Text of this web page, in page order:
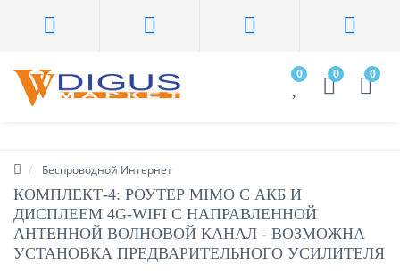
0 0 0
Беспроводной Интернет
КОМПЛЕКТ-4: РОУТЕР MIMO С АКБ И
ДИСПЛЕЕМ 4G-WIFI С НАПРАВЛЕННОЙ
АНТЕННОЙ ВОЛНОВОЙ КАНАЛ - ВОЗМОЖНА
УСТАНОВКА ПРЕДВАРИТЕЛЬНОГО УСИЛИТЕЛЯ